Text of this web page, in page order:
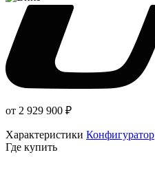
от 2 929 900 ₽
Характеристики Конфигуратор
Где купить